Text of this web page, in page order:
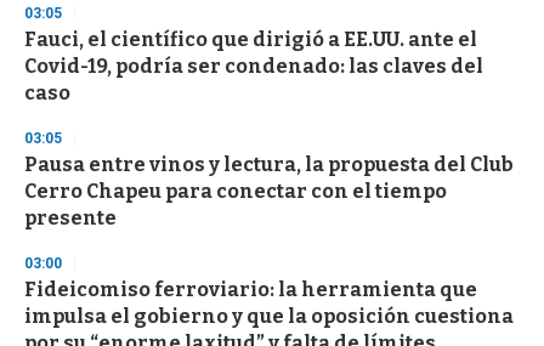
3
s
e
c
o
d
s
03:05
Fauci, el científico que dirigió a EE.UU. ante el
Covid-19, podría ser condenado: las claves del
caso
03:05
Pausa entre vinos y lectura, la propuesta del Club
Cerro Chapeu para conectar con el tiempo
presente
03:00
Fideicomiso ferroviario: la herramienta que
impulsa el gobierno y que la oposición cuestiona